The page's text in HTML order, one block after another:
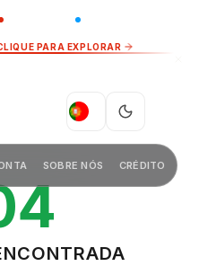
CHINA
PT
SOBRE NÓS CRÉDITO
PARA EXPLORAR